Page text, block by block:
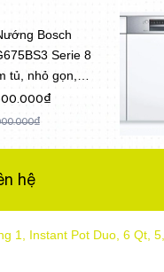
Bosch
Serie 8
tủ, nhỏ gọn,
tích 47 Lít
hệ
1, Instant Pot Duo, 6 Qt,